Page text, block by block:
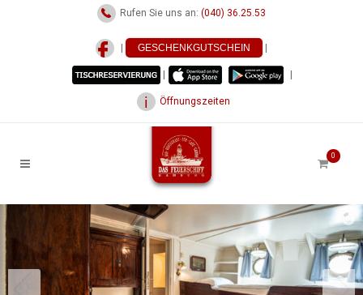
Rufen Sie uns an: (040) 36.25.53
GESCHENKGUTSCHEIN
Öffnungszeiten
0